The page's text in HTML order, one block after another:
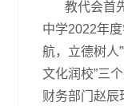
教代会首先
中学2022年
航，立德树人
文化润校”三
财务部门赵辰